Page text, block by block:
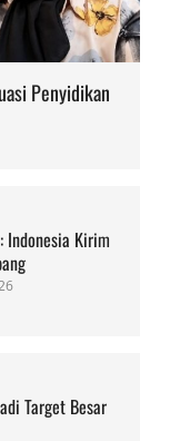
Penyidikan
Indonesia Kirim
Target Besar